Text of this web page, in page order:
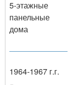
5-этажные
панельные
дома
1964-1967 г.г.